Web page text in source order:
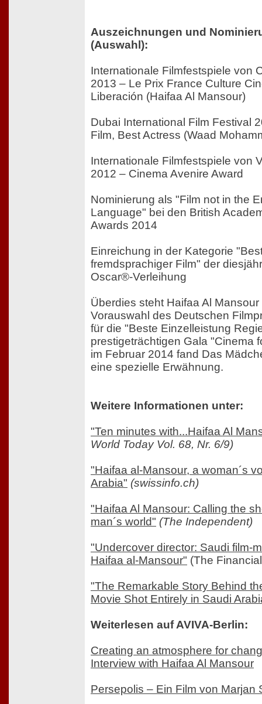
Auszeichnungen und
(Auswahl):
Internationale Filmfestspiele von
2013 – Le Prix France Culture
Liberación (Haifaa Al Mansour)
Dubai International Film Festival
Film, Best Actress (Waad
Internationale Filmfestspiele von
2012 – Cinema Avenire Award
Nominierung als "Film not in the
Language" bei den British
Awards 2014
Einreichung in der Kategorie
fremdsprachiger Film" der
Oscar®-Verleihung
Überdies steht Haifaa Al Mansour
Vorauswahl des Deutschen
für die "Beste Einzelleistung
prestigeträchtigen Gala "Cinema
im Februar 2014 fand Das
eine spezielle Erwähnung.
Weitere Informationen unter:
"Ten minutes with...Haifaa Al
World Today Vol. 68, Nr. 6/9)
"Haifaa al-Mansour, a woman´s
Arabia" (swissinfo.ch)
"Haifaa Al Mansour: Calling the
man´s world" (The Independent)
"Undercover director: Saudi film-
Haifaa al-Mansour" (The
"The Remarkable Story Behind
Movie Shot Entirely in Saudi
Weiterlesen auf AVIVA-Berlin:
Creating an atmosphere for
Interview with Haifaa Al Mansour
Persepolis – Ein Film von Marjan